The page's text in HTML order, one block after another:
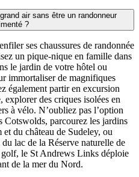
air sans être un randonneur
?
ses chaussures de randonnée
un pique-nique en famille dans
le jardin de votre hôtel ou
immortaliser de magnifiques
également partir en excursion
explorer des criques isolées en
à vélo. N’oubliez pas l’option
Cotswolds, parcourez les jardins
du château de Sudeley, ou
lac de la Réserve naturelle de
le St Andrews Links déploie
de la mer du Nord.